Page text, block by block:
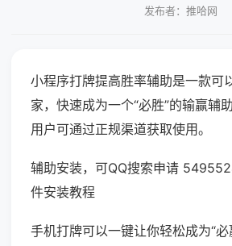
发布者：推哈网
小程序打牌提高胜率辅助是一款可
家，快速成为一个“必胜”的输赢辅
用户可通过正规渠道获取使用。
辅助安装，可QQ搜索申请
件安装教程
手机打牌可以一键让你轻松成为“